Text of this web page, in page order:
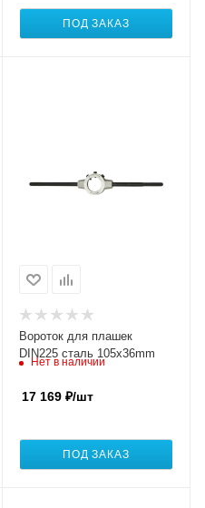
ПОД ЗАКАЗ
Вороток для плашек
DIN225 сталь 105x36mm
Нет в наличии
17 169₽/шт
ПОД ЗАКАЗ